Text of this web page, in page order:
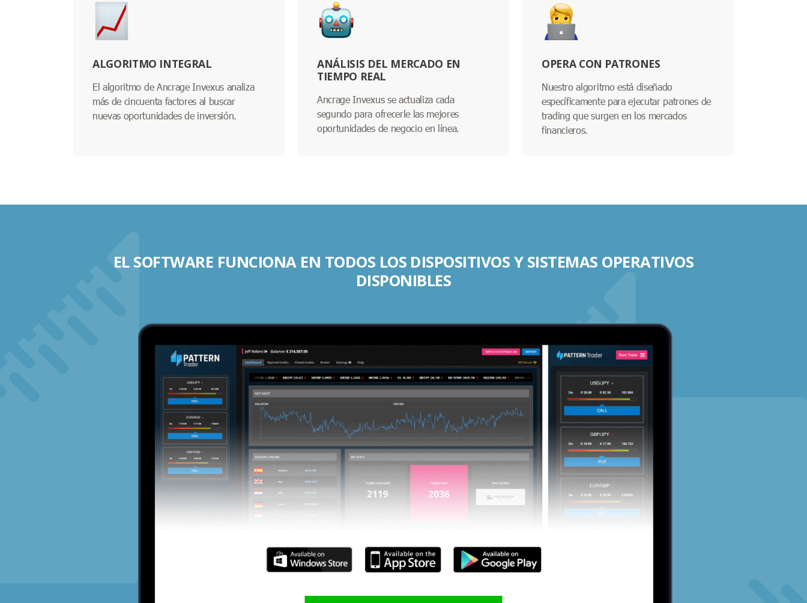
ALGORITMO INTEGRAL
El algoritmo de Ancrage Invexus analiza
más de cincuenta factores al buscar
nuevas oportunidades de inversión.
ANÁLISIS DEL MERCADO EN
TIEMPO REAL
Ancrage Invexus se actualiza cada
segundo para ofrecerle las mejores
oportunidades de negocio en línea.
OPERA CON PATRONES
Nuestro algoritmo está diseñado
específicamente para ejecutar patrones de
trading que surgen en los mercados
financieros.
EL SOFTWARE FUNCIONA EN TODOS LOS DISPOSITIVOS Y SISTEMAS OPERATIVOS
DISPONIBLES